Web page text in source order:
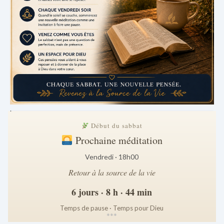
.
Début du sabbat
Prochaine méditation
Vendredi · 18h00
Retour à la source de la vie
6 jours · 8 h · 44 min
Temps de pause · Temps pour Dieu
***